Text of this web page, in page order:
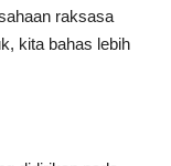
raksasa
kita bahas lebih